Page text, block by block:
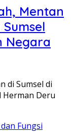
Mentan
Negara
di Sumsel di
Herman Deru